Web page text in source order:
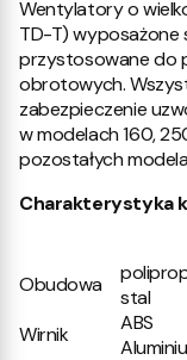
Wentylatory o
TD-T) wyposażone
przystosowane do
obrotowych.
zabezpieczenie
w modelach 160,
pozostałych
Charakterystyka
Obudowa
stal
Wirnik
ABS